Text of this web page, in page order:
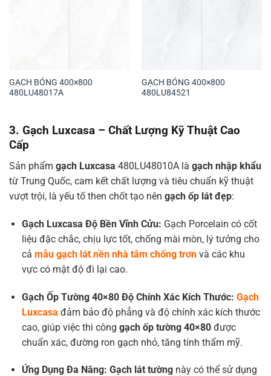
GẠCH BÓNG 400×800
480LU48017A
GẠCH BÓNG 400×800
480LU84521
3. Gạch Luxcasa – Chất Lượng Kỹ Thuật Cao
Cấp
Sản phẩm gạch Luxcasa 480LU48010A là gạch nhập khẩu
từ Trung Quốc, cam kết chất lượng và tiêu chuẩn kỹ thuật
vượt trội, là yếu tố then chốt tạo nên gạch ốp lát đẹp:
Gạch Luxcasa Độ Bền Vĩnh Cửu: Gạch Porcelain có cốt
liệu đặc chắc, chịu lực tốt, chống mài mòn, lý tưởng cho
cả mẫu gạch lát nền nhà tắm chống trơnvà các khu
vực có mật độ đi lại cao.
Gạch Ốp Tường 40×80 Độ Chính Xác Kích Thước: Gạch
Luxcasa đảm bảo độ phẳng và độ chính xác kích thước
cao, giúp việc thi công gạch ốp tường 40×80được
chuẩn xác, đường ron gạch nhỏ, tăng tính thẩm mỹ.
Ứng Dụng Đa Năng: Gạch lát tườngnày có thể sử dụng